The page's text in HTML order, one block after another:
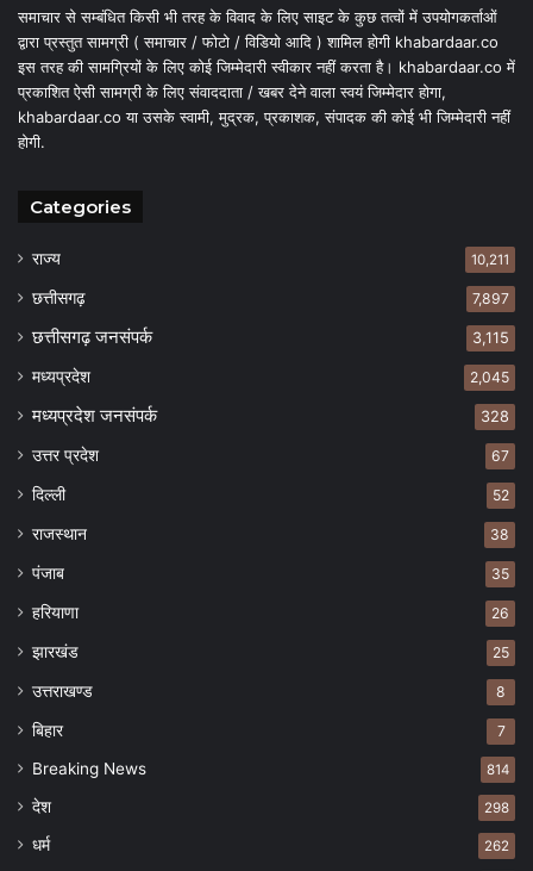
समाचार से सम्बंधित किसी भी तरह के विवाद के लिए साइट के कुछ तत्वों में उपयोगकर्ताओं
द्वारा प्रस्तुत सामग्री ( समाचार / फोटो / विडियो आदि ) शामिल होगी khabardaar.co
इस तरह की सामग्रियों के लिए कोई जिम्मेदारी स्वीकार नहीं करता है। khabardaar.co में
प्रकाशित ऐसी सामग्री के लिए संवाददाता / खबर देने वाला स्वयं जिम्मेदार होगा,
khabardaar.co या उसके स्वामी, मुद्रक, प्रकाशक, संपादक की कोई भी जिम्मेदारी नहीं
होगी.
Categories
राज्य 10,211
छत्तीसगढ़ 7,897
छत्तीसगढ़ जनसंपर्क 3,115
मध्यप्रदेश 2,045
मध्यप्रदेश जनसंपर्क 328
उत्तर प्रदेश 67
दिल्ली 52
राजस्थान 38
पंजाब 35
हरियाणा 26
झारखंड 25
उत्तराखण्ड 8
बिहार 7
Breaking News 814
देश 298
धर्म 262